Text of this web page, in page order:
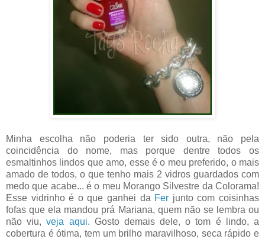
Minha escolha não poderia ter sido outra, não pela
coincidência do nome, mas porque dentre todos os
esmaltinhos lindos que amo, esse é o meu preferido, o mais
amado de todos, o que tenho mais 2 vidros guardados com
medo que acabe... é o meu Morango Silvestre da Colorama!
Esse vidrinho é o que ganhei da Fer junto com coisinhas
fofas que ela mandou prá Mariana, quem não se lembra ou
não viu,veja aqui. Gosto demais dele, o tom é lindo, a
cobertura é ótima, tem um brilho maravilhoso, seca rápido e